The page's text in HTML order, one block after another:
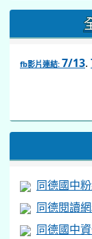
fb影片連結: 7/13.
https://
同德國中
同德閱讀
同德國中